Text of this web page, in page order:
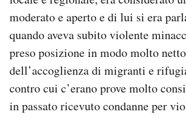
moderato e aperto e di lui si era
quando aveva subito violente
preso posizione in modo molto
dell’accoglienza di migranti e
contro cui c’erano prove molto
in passato ricevuto condanne per